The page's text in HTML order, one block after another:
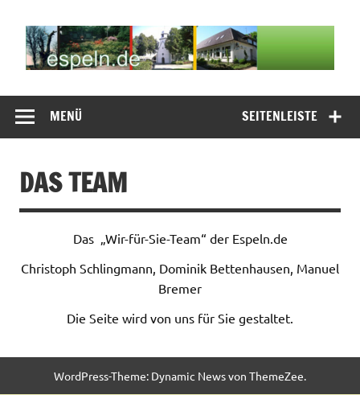
springen
espeln.de
SEITENLEISTE
MENÜ
DAS TEAM
Das „Wir-für-Sie-Team“ der Espeln.de
Christoph Schlingmann, Dominik Bettenhausen, Manuel
Bremer
Die Seite wird von uns für Sie gestaltet.
WordPress-Theme: Dynamic News von ThemeZee.